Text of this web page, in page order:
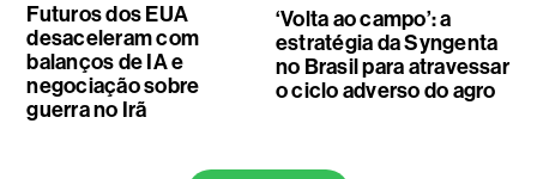
Futuros dos EUA
desaceleram com
balanços de IA e
negociação sobre
guerra no Irã
‘Volta ao campo’: a
estratégia da Syngenta
no Brasil para atravessar
o ciclo adverso do agro